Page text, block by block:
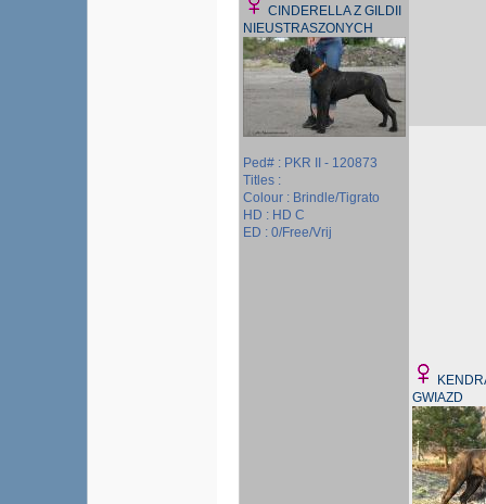
CINDERELLA Z GILDII
NIEUSTRASZONYCH
Ped# : PKR II - 120873
Titles :
Colour : Brindle/Tigrato
HD : HD C
ED : 0/Free/Vrij
GWIAZD